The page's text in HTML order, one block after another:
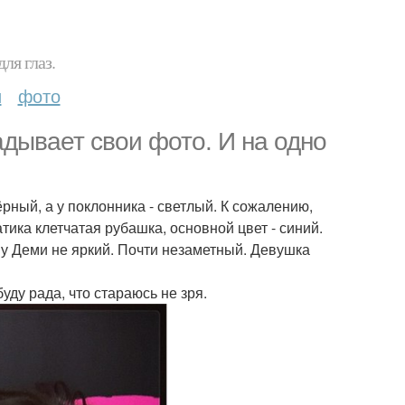
глаз.
фото
свои фото. И на одно
а у поклонника - светлый. К сожалению,
клетчатая рубашка, основной цвет - синий.
Деми не яркий. Почти незаметный. Девушка
рада, что стараюсь не зря.